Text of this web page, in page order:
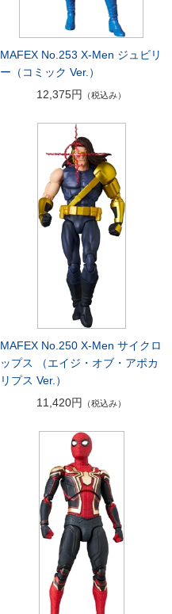
MAFEX No.253 X-Men ジュビリ
ー（コミック Ver.）
12,375円
（税込み）
MAFEX No.250 X-Men サイクロ
ップス （エイジ・オブ・アポカ
リプス Ver.）
11,420円
（税込み）